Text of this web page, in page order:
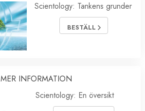
Scientology: Tankens grunder
BESTÄLL
MER INFORMATION
Scientology: En översikt